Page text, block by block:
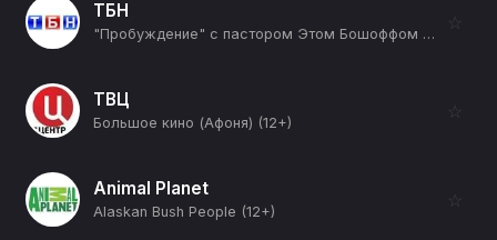
ТБН
"Пробуждение" с пастором Этом Бошоффом (12+)
☆
ТВЦ
Большое кино (Афоня) (12+)
☆
Animal Planet
Alaskan Bush People (12+)
☆